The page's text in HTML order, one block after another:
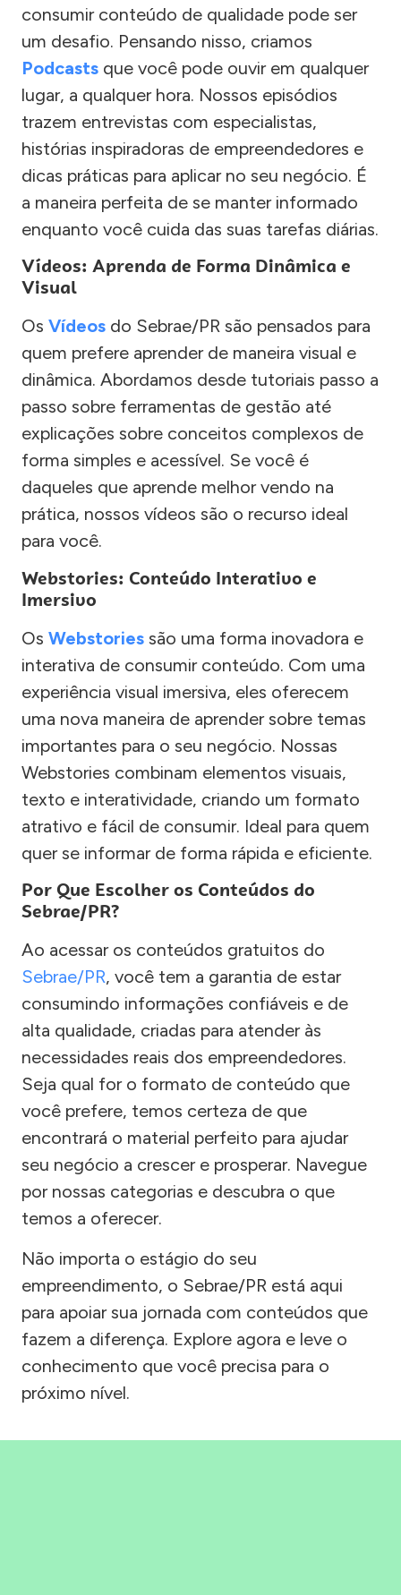
consumir conteúdo de qualidade pode ser
um desafio. Pensando nisso, criamos
Podcasts que você pode ouvir em qualquer
lugar, a qualquer hora. Nossos episódios
trazem entrevistas com especialistas,
histórias inspiradoras de empreendedores e
dicas práticas para aplicar no seu negócio. É
a maneira perfeita de se manter informado
enquanto você cuida das suas tarefas diárias.
Vídeos: Aprenda de Forma Dinâmica e
Visual
Os Vídeos do Sebrae/PR são pensados para
quem prefere aprender de maneira visual e
dinâmica. Abordamos desde tutoriais passo a
passo sobre ferramentas de gestão até
explicações sobre conceitos complexos de
forma simples e acessível. Se você é
daqueles que aprende melhor vendo na
prática, nossos vídeos são o recurso ideal
para você.
Webstories: Conteúdo Interativo e
Imersivo
Os Webstories são uma forma inovadora e
interativa de consumir conteúdo. Com uma
experiência visual imersiva, eles oferecem
uma nova maneira de aprender sobre temas
importantes para o seu negócio. Nossas
Webstories combinam elementos visuais,
texto e interatividade, criando um formato
atrativo e fácil de consumir. Ideal para quem
quer se informar de forma rápida e eficiente.
Por Que Escolher os Conteúdos do
Sebrae/PR?
Ao acessar os conteúdos gratuitos do
Sebrae/PR, você tem a garantia de estar
consumindo informações confiáveis e de
alta qualidade, criadas para atender às
necessidades reais dos empreendedores.
Seja qual for o formato de conteúdo que
você prefere, temos certeza de que
encontrará o material perfeito para ajudar
seu negócio a crescer e prosperar. Navegue
por nossas categorias e descubra o que
temos a oferecer.
Não importa o estágio do seu
empreendimento, o Sebrae/PR está aqui
para apoiar sua jornada com conteúdos que
fazem a diferença. Explore agora e leve o
conhecimento que você precisa para o
próximo nível.